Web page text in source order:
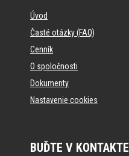
Úvod
Časté otázky (FAQ)
Cenník
O spoločnosti
Dokumenty
Nastavenie cookies
BUĎTE V KONTAKTE